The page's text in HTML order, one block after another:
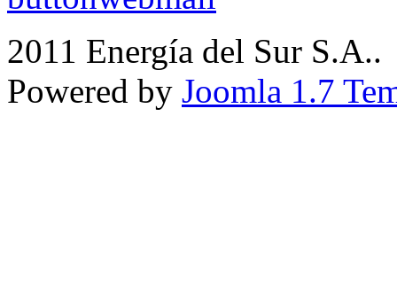
2011 Energía del Sur S.A..
Powered by Joomla 1.7